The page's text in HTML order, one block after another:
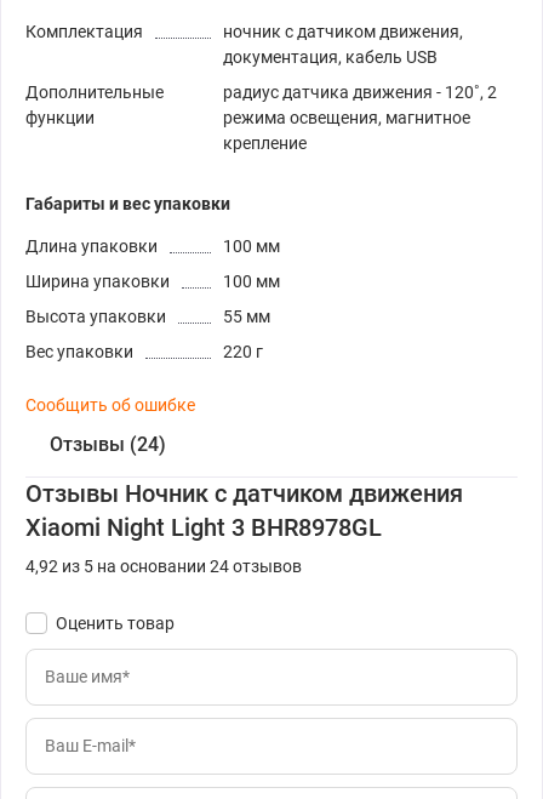
Комплектация
ночник с датчиком движения,
документация, кабель USB
Дополнительные
функции
радиус датчика движения - 120˚, 2
режима освещения, магнитное
крепление
Габариты и вес упаковки
Длина упаковки
100 мм
Ширина упаковки
100 мм
Высота упаковки
55 мм
Вес упаковки
220 г
Сообщить об ошибке
Отзывы (24)
Отзывы Ночник с датчиком движения
Xiaomi Night Light 3 BHR8978GL
4,92 из 5 на основании 24 отзывов
Оценить товар